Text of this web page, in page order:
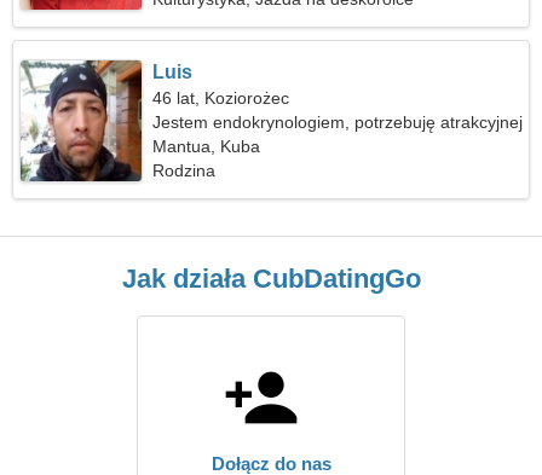
Luis
46 lat, Koziorożec
Jestem endokrynologiem, potrzebuję atrakcyjnej
kobiety
Mantua, Kuba
Rodzina
Jak działa CubDatingGo
Dołącz do nas